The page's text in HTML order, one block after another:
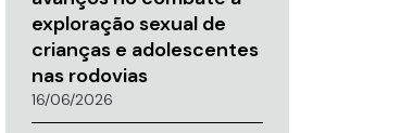
exploração sexual de
crianças e adolescentes
nas rodovias
16/06/2026